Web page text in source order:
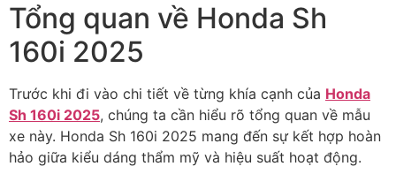
Tổng quan về Honda Sh
160i 2025
Trước khi đi vào chi tiết về từng khía cạnh của Honda
Sh 160i 2025, chúng ta cần hiểu rõ tổng quan về mẫu
xe này. Honda Sh 160i 2025 mang đến sự kết hợp hoàn
hảo giữa kiểu dáng thẩm mỹ và hiệu suất hoạt động.